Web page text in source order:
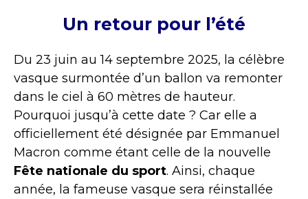
Un retour pour l’été
Du 23 juin au 14 septembre 2025, la célèbre
vasque surmontée d’un ballon va remonter
dans le ciel à 60 mètres de hauteur.
Pourquoi jusqu’à cette date ? Car elle a
officiellement été désignée par Emmanuel
Macron comme étant celle de la nouvelle
Fête nationale du sport. Ainsi, chaque
année, la fameuse vasque sera réinstallée